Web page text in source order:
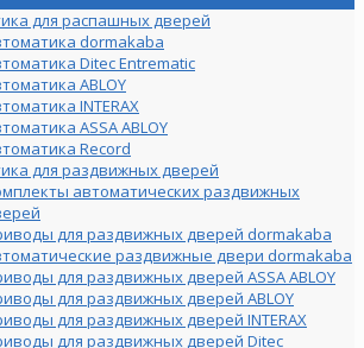
для распашных дверей
dormakaba
Ditec Entrematic
ABLOY
INTERAX
ASSA ABLOY
Record
для раздвижных дверей
автоматических раздвижных
для раздвижных дверей dormakaba
раздвижные двери dormakaba
для раздвижных дверей ASSA ABLOY
для раздвижных дверей ABLOY
для раздвижных дверей INTERAX
для раздвижных дверей Ditec